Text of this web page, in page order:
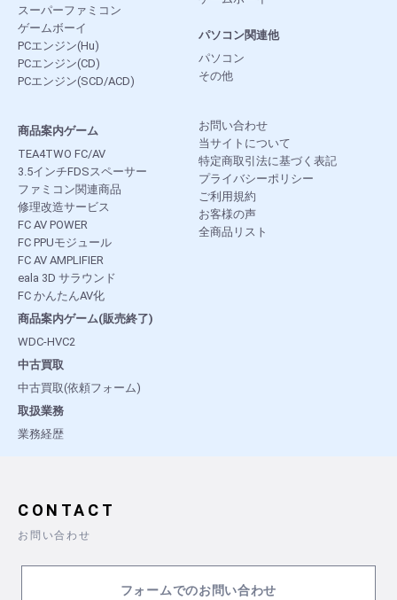
スーパーファミコン
ゲームボーイ
PCエンジン(Hu)
PCエンジン(CD)
PCエンジン(SCD/ACD)
パソコン関連他
パソコン
その他
商品案内ゲーム
TEA4TWO FC/AV
3.5インチFDSスペーサー
ファミコン関連商品
修理改造サービス
FC AV POWER
FC PPUモジュール
FC AV AMPLIFIER
eala 3D サラウンド
FC かんたんAV化
商品案内ゲーム(販売終了)
WDC-HVC2
中古買取
中古買取(依頼フォーム)
取扱業務
業務経歴
お問い合わせ
当サイトについて
特定商取引法に基づく表記
プライバシーポリシー
ご利用規約
お客様の声
全商品リスト
CONTACT
お問い合わせ
フォームでのお問い合わせ